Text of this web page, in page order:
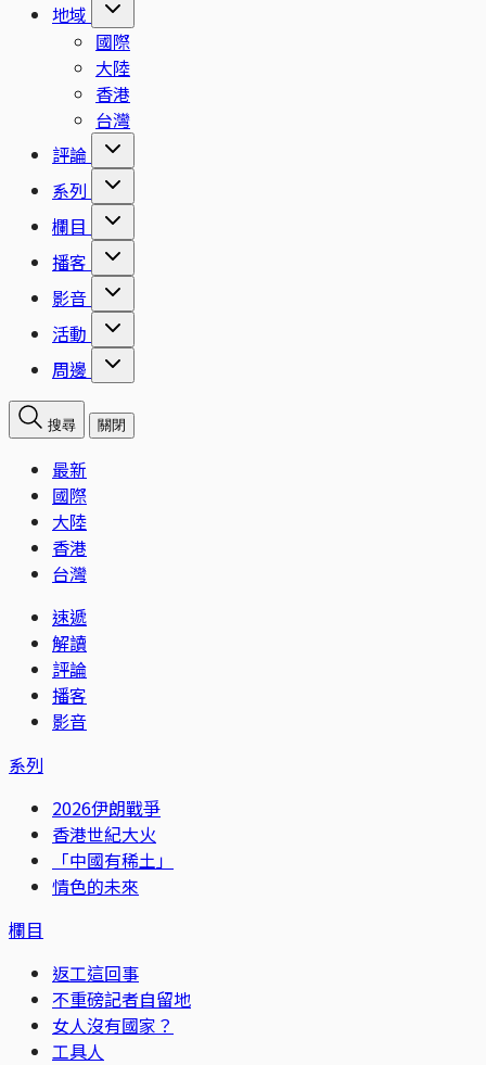
地域
國際
大陸
香港
台灣
評論
系列
欄目
播客
影音
活動
周邊
搜尋 關閉
最新
國際
大陸
香港
台灣
速遞
解讀
評論
播客
影音
系列
2026伊朗戰爭
香港世紀大火
「中國有稀土」
情色的未來
欄目
返工這回事
不重磅記者自留地
女人沒有國家？
工具人